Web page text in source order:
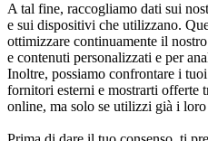
A tal fine, raccogliamo dati sui
e sui dispositivi che utilizzano.
ottimizzare continuamente il
e contenuti personalizzati e per
Inoltre, possiamo confrontare i
fornitori esterni e mostrarti offerte
online, ma solo se utilizzi già i